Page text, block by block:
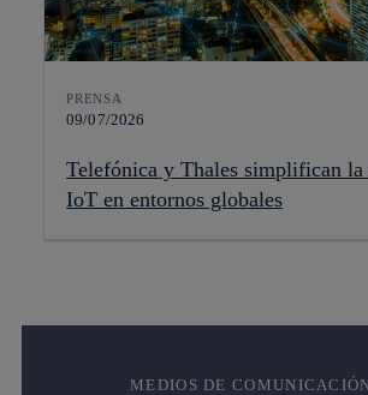
PRENSA
09/07/2026
Telefónica y Thales simplifican la
IoT en entornos globales
MEDIOS DE